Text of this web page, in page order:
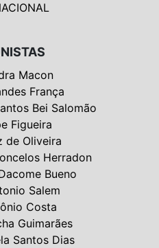
Macon
França
Bei Salomão
Figueira
de Oliveira
Herradon
Bueno
Salem
Costa
Guimarães
Santos Dias